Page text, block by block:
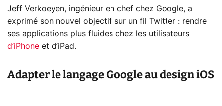
Jeff Verkoeyen, ingénieur en chef chez Google, a
exprimé son nouvel objectif sur un fil Twitter : rendre
ses applications plus fluides chez les utilisateurs
d’iPhone et d’iPad.
Adapter le langage Google au design iOS